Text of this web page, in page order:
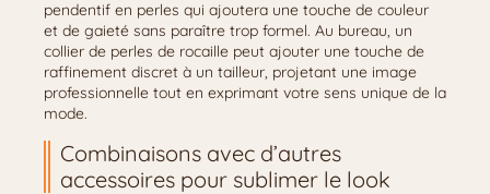
pendentif en perles qui ajoutera une touche de couleur
et de gaieté sans paraître trop formel. Au bureau, un
collier de perles de rocaille peut ajouter une touche de
raffinement discret à un tailleur, projetant une image
professionnelle tout en exprimant votre sens unique de la
mode.
Combinaisons avec d’autres
accessoires pour sublimer le look